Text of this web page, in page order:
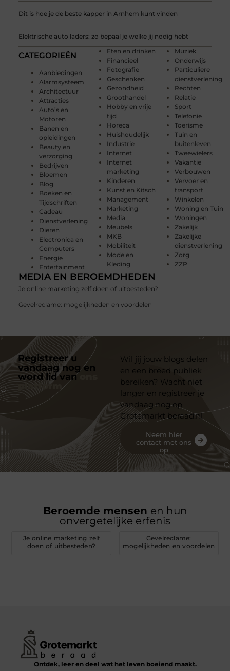
Dit is hoe je de beste kapper in Arnhem kunt vinden
Elektrische auto laders: zo bepaal je welke jij nodig hebt
CATEGORIEËN
Aanbiedingen
Alarmsysteem
Architectuur
Attracties
Auto’s en
Motoren
Banen en
opleidingen
Beauty en
verzorging
Bedrijven
Bloemen
Blog
Boeken en
Tijdschriften
Cadeau
Dienstverlening
Dieren
Electronica en
Computers
Energie
Entertainment
Eten en drinken
Financieel
Fotografie
Geschenken
Gezondheid
Groothandel
Hobby en vrije
tijd
Horeca
Huishoudelijk
Industrie
Internet
Internet
marketing
Kinderen
Kunst en Kitsch
Management
Marketing
Media
Meubels
MKB
Mobiliteit
Mode en
Kleding
Muziek
Onderwijs
Particuliere
dienstverlening
Rechten
Relatie
Sport
Telefonie
Toerisme
Tuin en
buitenleven
Tweewielers
Vakantie
Verbouwen
Vervoer en
transport
Winkelen
Woning en Tuin
Woningen
Zakelijk
Zakelijke
dienstverlening
Zorg
ZZP
MEDIA EN BEROEMDHEDEN
Je online marketing zelf doen of uitbesteden?
Gevelreclame: mogelijkheden en voordelen
Registreer u
vandaag nog en
word lid van
platform
Wil jij jouw blogs delen
en een breed publiek
bereiken? Wacht niet
langer en registreer je
vandaag nog op
Grotemarkt beraad.nl
Neem hier
contact met ons
op
Beroemde mensen en hun
onvergetelijke erfenis
Je online marketing zelf
doen of uitbesteden?
Gevelreclame:
mogelijkheden en voordelen
Ontdek, leer en deel wat het leven boeiend maakt.